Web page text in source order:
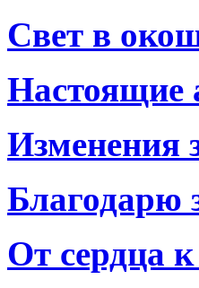
Свет в
Настоящие
Изменения
Благодарю
От сердца